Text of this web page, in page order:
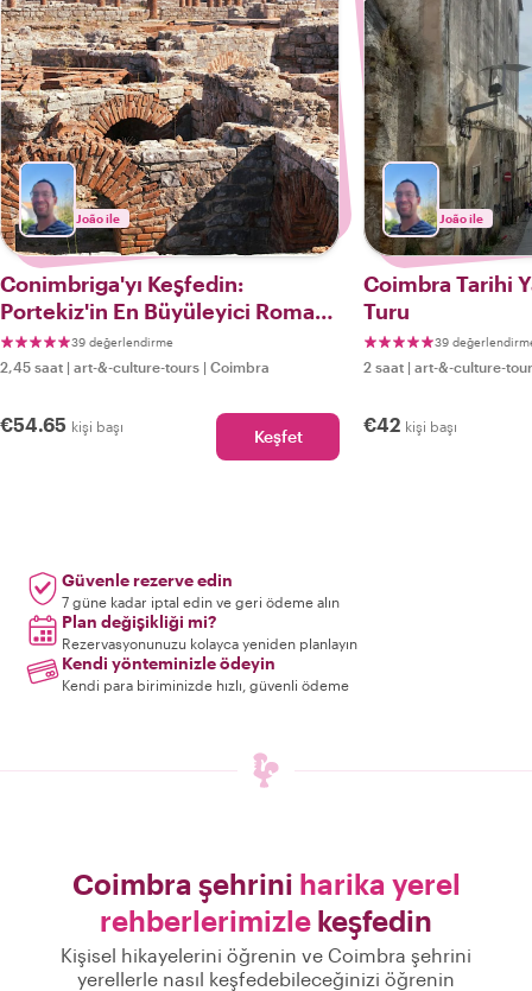
João ile
Conimbriga'yı Keşfedin:
Portekiz'in En Büyüleyici Roma
Şehri
39 değerlendirme
2,45 saat | art-&-culture-tours | Coimbra
€54.65 kişi başı Keşfet
João ile
Coimbra Tarihi
Turu
39
2 saat | art-&-culture-
€42 kişi başı
Güvenle rezerve edin
7 güne kadar iptal edin ve geri ödeme alın
Plan değişikliği mi?
Rezervasyonunuzu kolayca yeniden planlayın
Kendi yönteminizle ödeyin
Kendi para biriminizde hızlı, güvenli ödeme
Coimbra şehrini harika yerel
rehberlerimizle keşfedin
Kişisel hikayelerini öğrenin ve Coimbra şehrini
yerellerle nasıl keşfedebileceğinizi öğrenin